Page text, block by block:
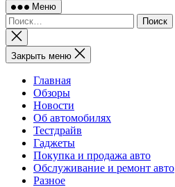
Меню
Найти:
Закрыть
поиск
Закрыть меню
Главная
Обзоры
Новости
Об автомобилях
Тестдрайв
Гаджеты
Покупка и продажа авто
Обслуживание и ремонт авто
Разное